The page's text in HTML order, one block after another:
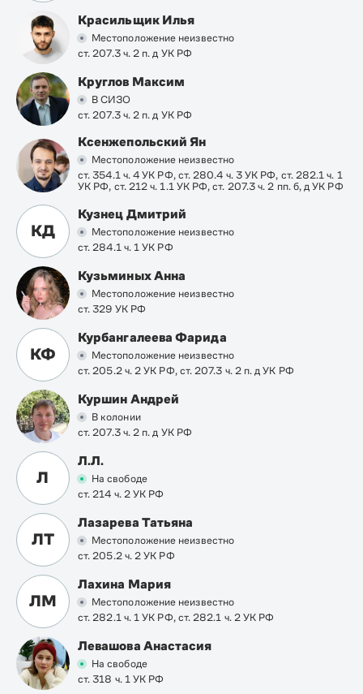
Красильщик Илья
Местоположение неизвестно
ст. 207.3 ч. 2 п. д УК РФ
Круглов Максим
В СИЗО
ст. 207.3 ч. 2 п. д УК РФ
Ксенжепольский Ян
Местоположение неизвестно
ст. 354.1 ч. 4 УК РФ, ст. 280.4 ч. 3 УК РФ, ст. 282.1 ч. 1
УК РФ, ст. 212 ч. 1.1 УК РФ, ст. 207.3 ч. 2 пп. б, д УК РФ
КД
Кузнец Дмитрий
Местоположение неизвестно
ст. 284.1 ч. 1 УК РФ
Кузьминых Анна
Местоположение неизвестно
ст. 329 УК РФ
КФ
Курбангалеева Фарида
Местоположение неизвестно
ст. 205.2 ч. 2 УК РФ, ст. 207.3 ч. 2 п. д УК РФ
Куршин Андрей
В колонии
ст. 207.3 ч. 2 п. д УК РФ
Л
Л.Л.
На свободе
ст. 214 ч. 2 УК РФ
ЛТ
Лазарева Татьяна
Местоположение неизвестно
ст. 205.2 ч. 2 УК РФ
ЛМ
Лахина Мария
Местоположение неизвестно
ст. 282.1 ч. 1 УК РФ, ст. 282.1 ч. 2 УК РФ
Левашова Анастасия
На свободе
ст. 318 ч. 1 УК РФ